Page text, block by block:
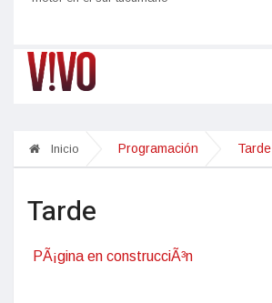
Inicio Programación Tarde
Tarde
PÃ¡gina en construcciÃ³n